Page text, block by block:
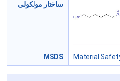
ساختار مولکولی
MSDS Material